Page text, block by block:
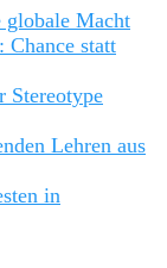
globale Macht
statt
Stereotype
Lehren aus
in